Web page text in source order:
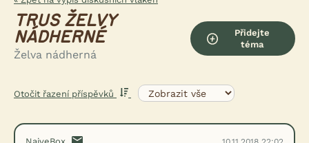
TRUS ŽELVY
NÁDHERNÉ
Želva nádherná
Přidejte
téma
Otočit řazení příspěvků